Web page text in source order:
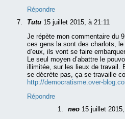
Répondre
Tutu 15 juillet 2015, à 21:11
Je répète mon commentaire du
ces gens la sont des charlots, le
d’eux, ils vont se faire
Le seul moyen d’abattre le
illimitée, sur les lieux de travail.
se décrète pas, ça se travaille
http://democratisme.over-
Répondre
neo 15 juillet